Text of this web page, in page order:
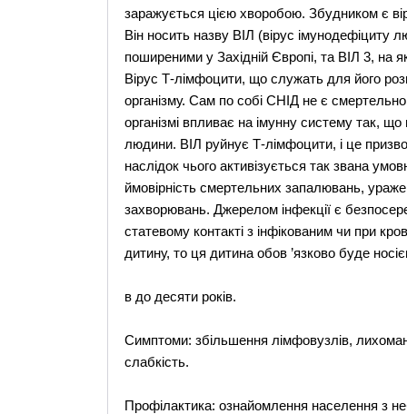
заражується цією хворобою. Збудником є
Він носить назву ВІЛ (вірус
поширеними у Західній Європі, та ВІЛ 3, на
Вірус Т-лімфоцити, що служать для його
організму. Сам по собі СНІД не є
організмі впливає на імунну систему так,
людини. ВІЛ руйнує Т-лімфоцити, і це
наслідок чього активізується так звана
ймовірність смертельних запалювань,
захворювань. Джерелом інфекції є
статевому контакті з інфікованим чи при
дитину, то ця дитина обов ’язково буде
в до десяти років.
Симптоми: збільшення лімфовузлів,
слабкість.
Профілактика: ознайомлення населення з